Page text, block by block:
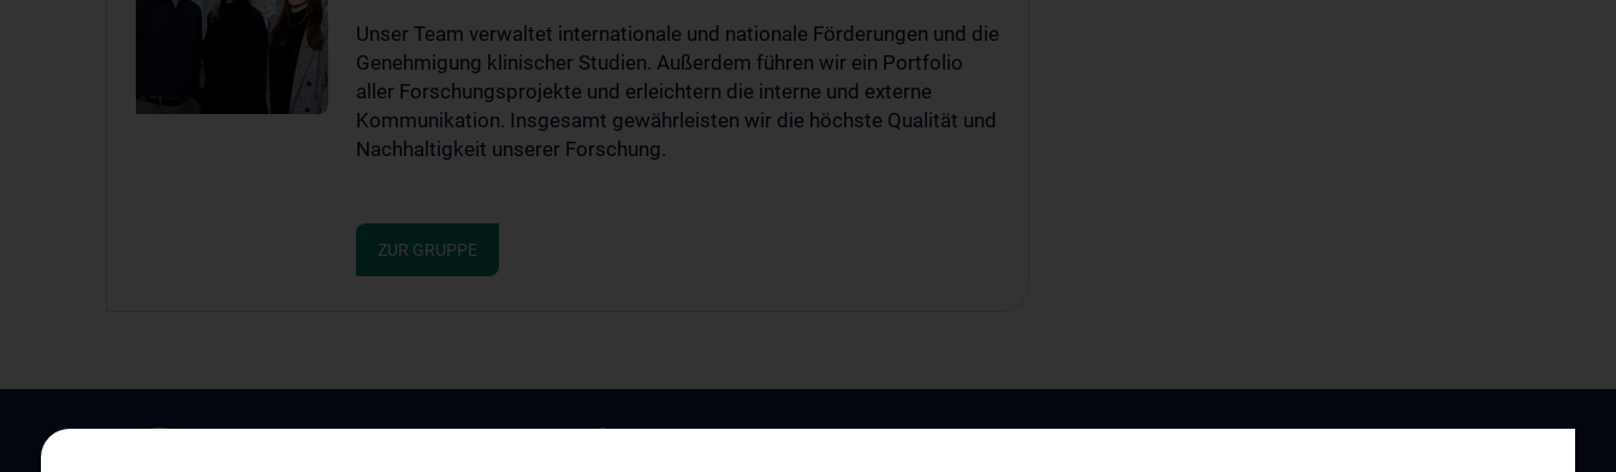
Unser Team verwaltet internationale und nationale Förderungen und die
Genehmigung klinischer Studien. Außerdem führen wir ein Portfolio
aller Forschungsprojekte und erleichtern die interne und externe
Kommunikation. Insgesamt gewährleisten wir die höchste Qualität und
Nachhaltigkeit unserer Forschung.
ZUR GRUPPE